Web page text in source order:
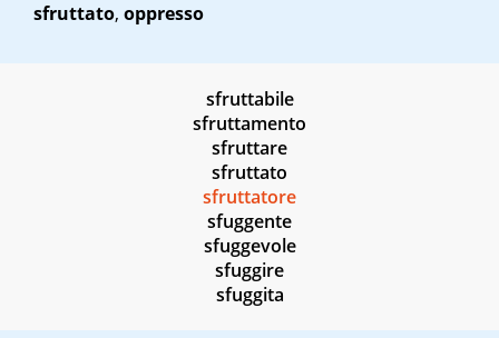
sfruttato, oppresso
sfruttabile
sfruttamento
sfruttare
sfruttato
sfruttatore
sfuggente
sfuggevole
sfuggire
sfuggita